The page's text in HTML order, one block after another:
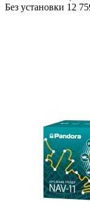
Без установки 12